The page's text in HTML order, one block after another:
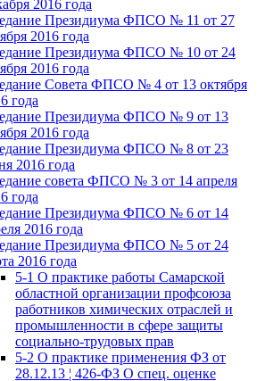
2016 года
Президиума ФПСО № 11 от 27
2016 года
Президиума ФПСО № 10 от 24
2016 года
Совета ФПСО № 4 от 13 октября
года
Президиума ФПСО № 9 от 13
2016 года
Президиума ФПСО № 8 от 23
2016 года
совета ФПСО № 3 от 14 апреля
года
Президиума ФПСО № 6 от 14
2016 года
Президиума ФПСО № 5 от 24
2016 года
5-1 О практике работы Самарской
областной организации профсоюза
работников химических отраслей и
промышленности в сфере защиты
социально-трудовых прав
5-2 О практике применения ФЗ от
28.12.13 ¦ 426-ФЗ О спец. оценке